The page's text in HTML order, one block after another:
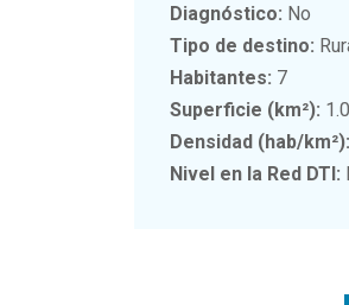
Diagnóstico: No
Tipo de destino:
Habitantes: 7
Superficie (km²):
Densidad (hab/km²):
Nivel en la Red DTI: